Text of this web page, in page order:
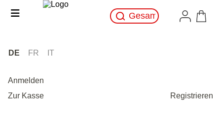
DE FR IT
Anmelden
Zur Kasse
Registrieren